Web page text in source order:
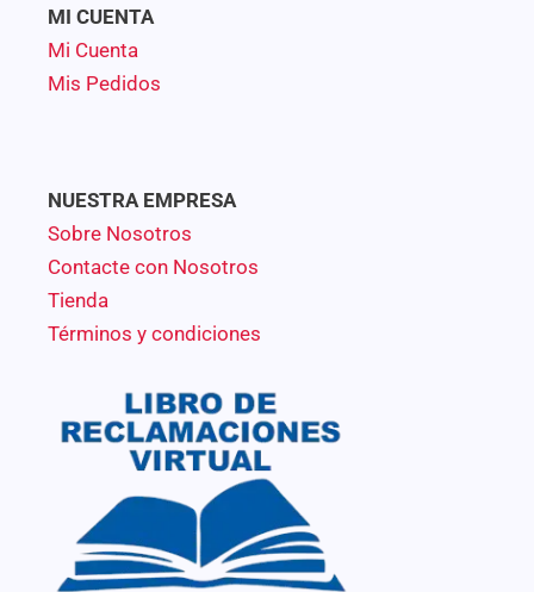
MI CUENTA
Mi Cuenta
Mis Pedidos
NUESTRA EMPRESA
Sobre Nosotros
Contacte con Nosotros
Tienda
Términos y condiciones